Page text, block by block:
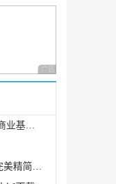
广告 商业广告，理性
科汛KesionCMS内容管理系统 商业基础版 V3.0 Sp1 下载
Deepin Windows XP Lite V5.8 完美精简正式版 下载